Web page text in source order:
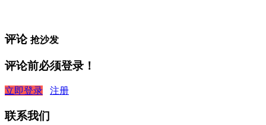
评论 抢沙发
评论前必须登录！
立即登录 注册
联系我们